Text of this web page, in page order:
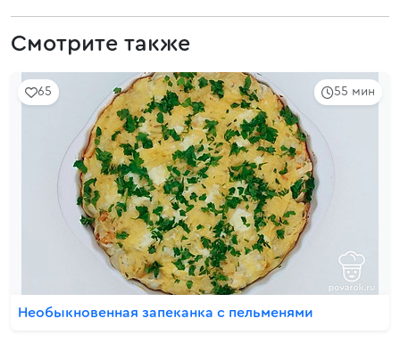
Смотрите также
55 мин
65
Необыкновенная запеканка с пельменями